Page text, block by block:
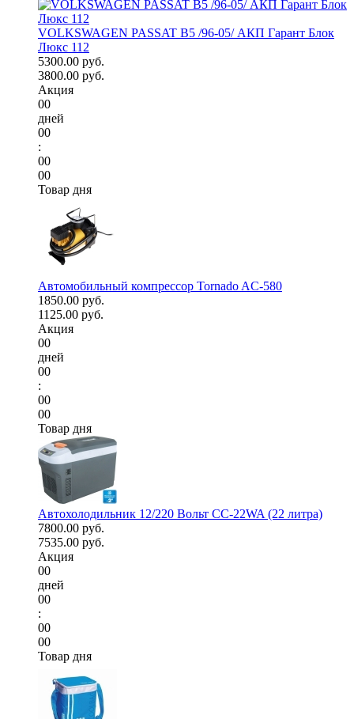
VOLKSWAGEN PASSAT B5 /96-05/ АКП Гарант Блок
Люкс 112
5300.00 руб.
3800.00 руб.
Акция
00
дней
00
:
00
00
Товар дня
Автомобильный компрессор Tornado AC-580
1850.00 руб.
1125.00 руб.
Акция
00
дней
00
:
00
00
Товар дня
Автохолодильник 12/220 Вольт CC-22WA (22 литра)
7800.00 руб.
7535.00 руб.
Акция
00
дней
00
:
00
00
Товар дня